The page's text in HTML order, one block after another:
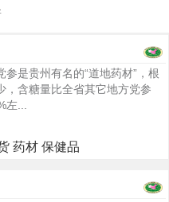
参是贵州有名的“道地药材”，根
，含糖量比全省其它地方党参
左...
药材 保健品